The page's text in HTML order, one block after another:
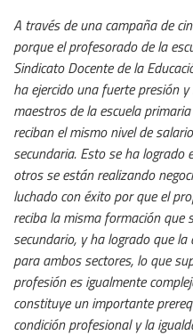
A través de una campaña de
porque el profesorado de la
Sindicato Docente de la
ha ejercido una fuerte presión
maestros de la escuela
reciban el mismo nivel de
secundaria. Esto se ha logrado
otros se están realizando
luchado con éxito por que el
reciba la misma formación que
secundario, y ha logrado que
para ambos sectores, lo que
profesión es igualmente
constituye un importante
condición profesional y la